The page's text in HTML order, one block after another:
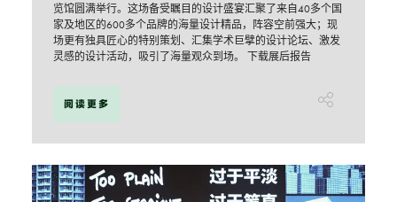
览馆圆满举行。这场备受瞩目的设计盛宴汇聚了来自40多个国
家及地区的600多个品牌的海量设计精品，阵容空前强大；现
场更有独具匠心的特别策划、汇集学术巨擘的设计论坛、激发
灵感的设计活动，吸引了海量观众到场。 下载展后报告
阅读更多